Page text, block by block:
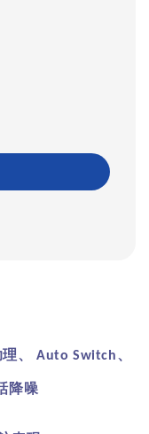
、 Auto Switch、
降噪